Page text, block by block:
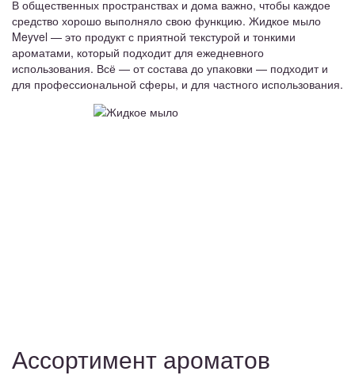
В общественных пространствах и дома важно, чтобы каждое
средство хорошо выполняло свою функцию. Жидкое мыло
Meyvel — это продукт с приятной текстурой и тонкими
ароматами, который подходит для ежедневного
использования. Всё — от состава до упаковки — подходит и
для профессиональной сферы, и для частного использования.
Ассортимент ароматов